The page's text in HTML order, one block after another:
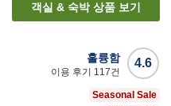
객실 & 숙박 상품 보기
4.6
훌륭함
이용 후기 117건
Seasonal Sale